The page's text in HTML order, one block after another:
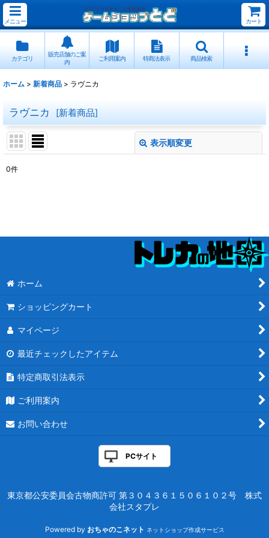
メニュー カート
カテゴリ
販売店舗のご案
内
ご利用案内 特商法表示 商品検索
ホーム > 新着商品 > ラヴニカ
ラヴニカ [新着商品]
表示順変更
絞り込む
0件
ホーム
ショッピングカート
マイページ
最近チェックしたアイテム
特定商取引法表示
ご利用案内
お問い合わせ
PCサイト
東京都公安委員会古物商許可 第３０４３６１５０６１０２号 株式
会社スタプレ
Powered by おちゃのこネット ネットショップ作成サービス